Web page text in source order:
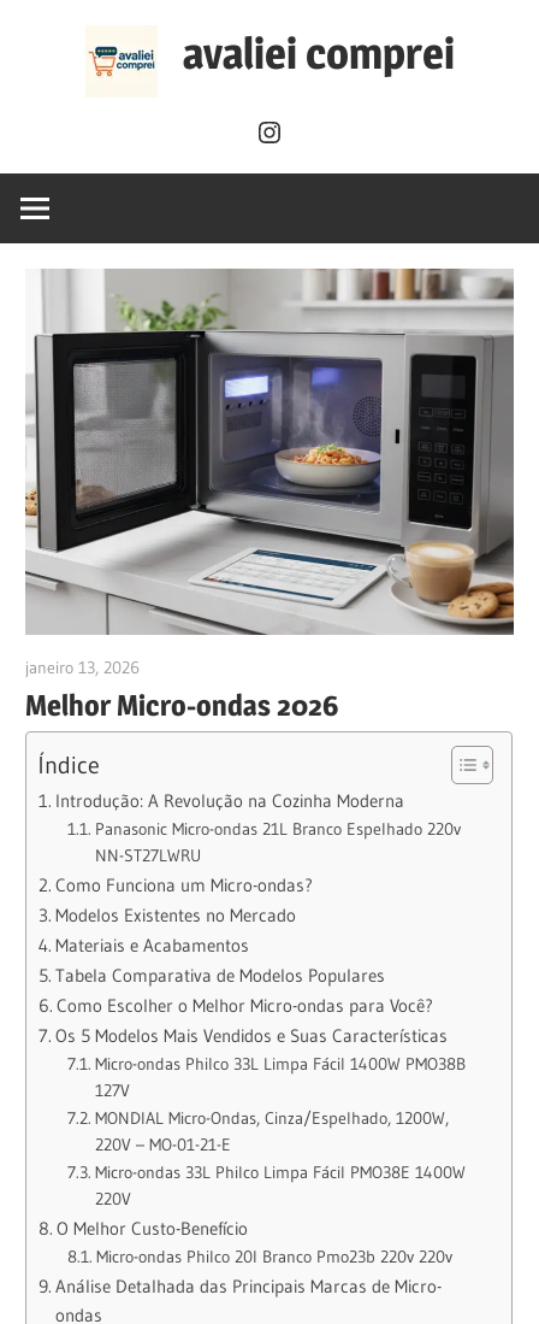
avaliei comprei
Instagram
janeiro 13, 2026
Melhor Micro-ondas 2026
Índice
Introdução: A Revolução na Cozinha Moderna
Panasonic Micro-ondas 21L Branco Espelhado 220v
NN-ST27LWRU
Como Funciona um Micro-ondas?
Modelos Existentes no Mercado
Materiais e Acabamentos
Tabela Comparativa de Modelos Populares
Como Escolher o Melhor Micro-ondas para Você?
Os 5 Modelos Mais Vendidos e Suas Características
Micro-ondas Philco 33L Limpa Fácil 1400W PMO38B
127V
MONDIAL Micro-Ondas, Cinza/Espelhado, 1200W,
220V – MO-01-21-E
Micro-ondas 33L Philco Limpa Fácil PMO38E 1400W
220V
O Melhor Custo-Benefício
Micro-ondas Philco 20l Branco Pmo23b 220v 220v
Análise Detalhada das Principais Marcas de Micro-
ondas